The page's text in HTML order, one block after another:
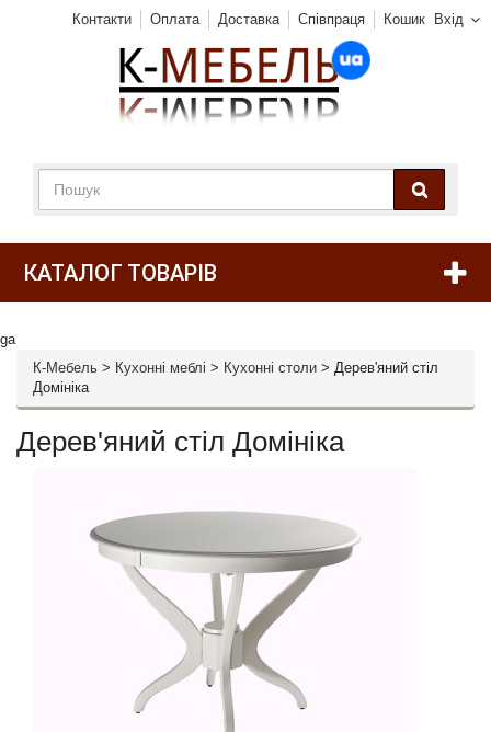
Вхід
Контакти Оплата Доставка Співпраця Кошик
КАТАЛОГ ТОВАРІВ
ga
К-Мебель > Кухонні меблі > Кухонні столи > Дерев'яний стіл
Домініка
Дерев'яний стіл Домініка